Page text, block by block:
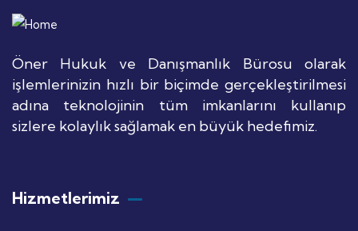
Öner Hukuk ve Danışmanlık Bürosu olarak
işlemlerinizin hızlı bir biçimde gerçekleştirilmesi
adına teknolojinin tüm imkanlarını kullanıp
sizlere kolaylık sağlamak en büyük hedefimiz.
Hizmetlerimiz